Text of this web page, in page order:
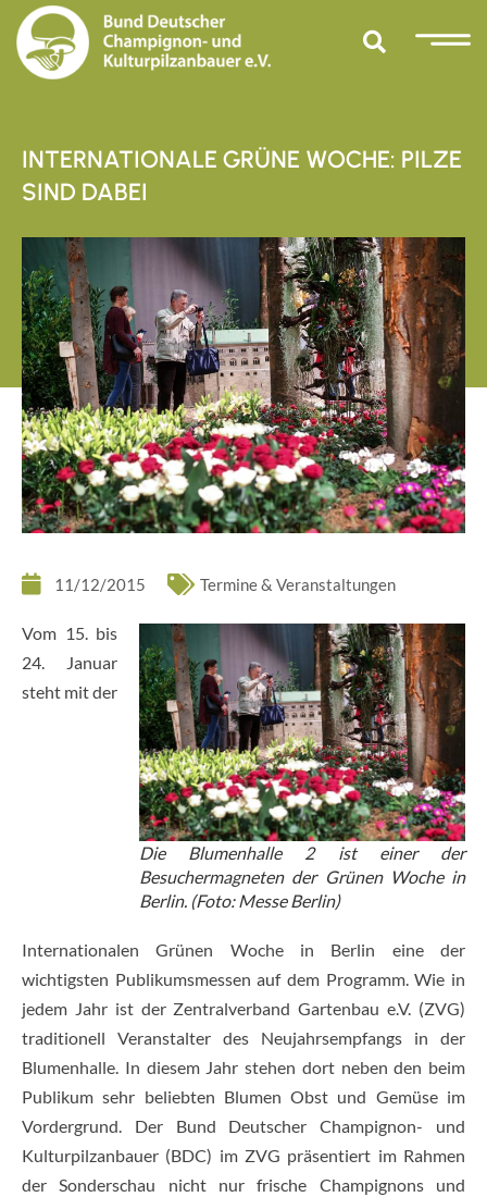
INTERNATIONALE GRÜNE WOCHE: PILZE
SIND DABEI
11/12/2015 Termine & Veranstaltungen
Die Blumenhalle 2 ist einer der
Besuchermagneten der Grünen Woche in
Berlin. (Foto: Messe Berlin)
Vom 15. bis
24. Januar
steht mit der
Internationalen Grünen Woche in Berlin eine der
wichtigsten Publikumsmessen auf dem Programm. Wie in
jedem Jahr ist der Zentralverband Gartenbau e.V. (ZVG)
traditionell Veranstalter des Neujahrsempfangs in der
Blumenhalle. In diesem Jahr stehen dort neben den beim
Publikum sehr beliebten Blumen Obst und Gemüse im
Vordergrund. Der Bund Deutscher Champignon- und
Kulturpilzanbauer (BDC) im ZVG präsentiert im Rahmen
der Sonderschau nicht nur frische Champignons und